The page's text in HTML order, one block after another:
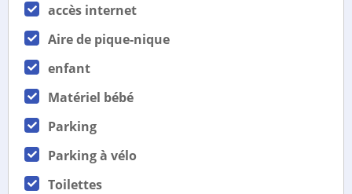
accès internet
Aire de pique-nique
enfant
Matériel bébé
Parking
Parking à vélo
Toilettes